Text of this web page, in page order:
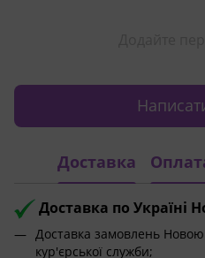
Доставка
Доставка по Україні
Доставка замовлень
кур'єрської служби;